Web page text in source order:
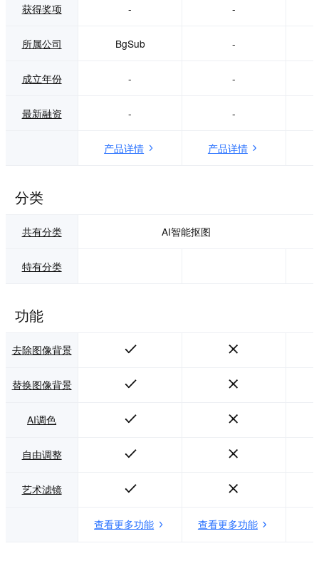
获得奖项 - -
所属公司 BgSub -
成立年份 - -
最新融资 - -
产品详情 产品详情
分类
共有分类 AI智能抠图
特有分类
功能
去除图像背景
替换图像背景
AI调色
自由调整
艺术滤镜
查看更多功能 查看更多功能